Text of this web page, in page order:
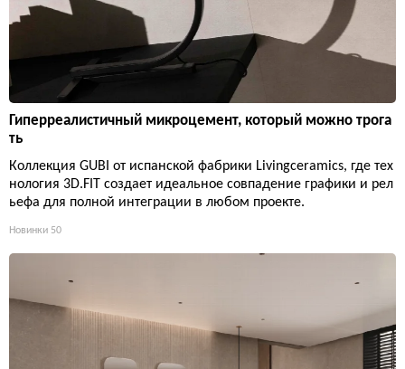
Гиперреалистичный микроцемент, который можно трога
ть
Коллекция GUBI от испанской фабрики Livingceramics, где тех
нология 3D.FIT создает идеальное совпадение графики и рел
ьефа для полной интеграции в любом проекте.
Новинки 50